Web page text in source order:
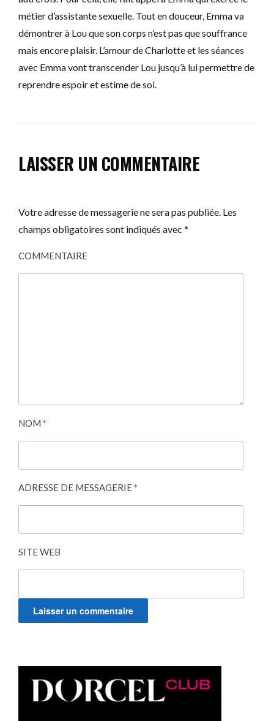
métier d’assistante sexuelle. Tout en douceur, Emma va
démontrer à Lou que son corps n’est pas que souffrance
mais encore plaisir. L’amour de Charlotte et les séances
avec Emma vont transcender Lou jusqu’à lui permettre de
reprendre espoir et estime de soi.
LAISSER UN COMMENTAIRE
Votre adresse de messagerie ne sera pas publiée. Les
champs obligatoires sont indiqués avec *
COMMENTAIRE
NOM *
ADRESSE DE MESSAGERIE*
SITE WEB